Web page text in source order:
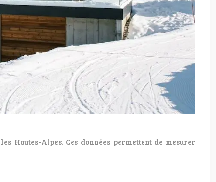
Hautes-Alpes. Ces données permettent de mesurer